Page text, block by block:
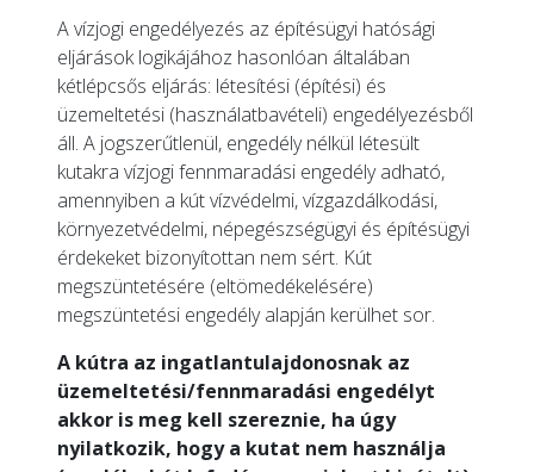
A vízjogi engedélyezés az építésügyi hatósági
eljárások logikájához hasonlóan általában
kétlépcsős eljárás: létesítési (építési) és
üzemeltetési (használatbavételi) engedélyezésből
áll. A jogszerűtlenül, engedély nélkül létesült
kutakra vízjogi fennmaradási engedély adható,
amennyiben a kút vízvédelmi, vízgazdálkodási,
környezetvédelmi, népegészségügyi és építésügyi
érdekeket bizonyítottan nem sért. Kút
megszüntetésére (eltömedékelésére)
megszüntetési engedély alapján kerülhet sor.
A kútra az ingatlantulajdonosnak az
üzemeltetési/fennmaradási engedélyt
akkor is meg kell szereznie, ha úgy
nyilatkozik, hogy a kutat nem használja